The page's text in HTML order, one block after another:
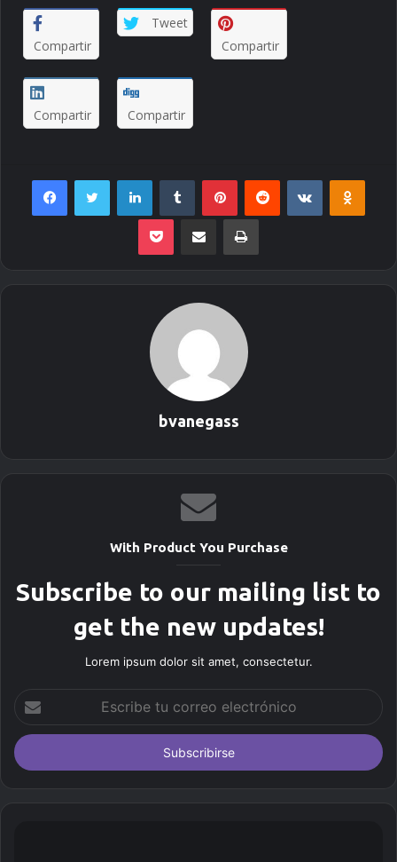
Compartir
Tweet
Compartir
Compartir Compartir
Pocket Envie por Email Imprimir
bvanegass
With Product You Purchase
Subscribe to our mailing list to
get the new updates!
Lorem ipsum dolor sit amet, consectetur.
r